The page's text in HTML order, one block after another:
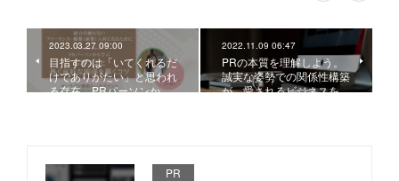
2023.03.27 09:00
目指すのは「いてくれるだ
けでありがたい」と思われ
る存在。PRパーソンか…
2022.11.09 06:47
PRの本質を理解しよう。
誠実な姿勢での関係性構築
が、愛されるビジネスを…
PR